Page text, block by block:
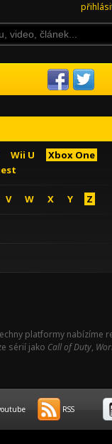
Wii U
Xbox One
V W X Y Z
platformy nabízíme
sérií jako Call of Duty,
RSS